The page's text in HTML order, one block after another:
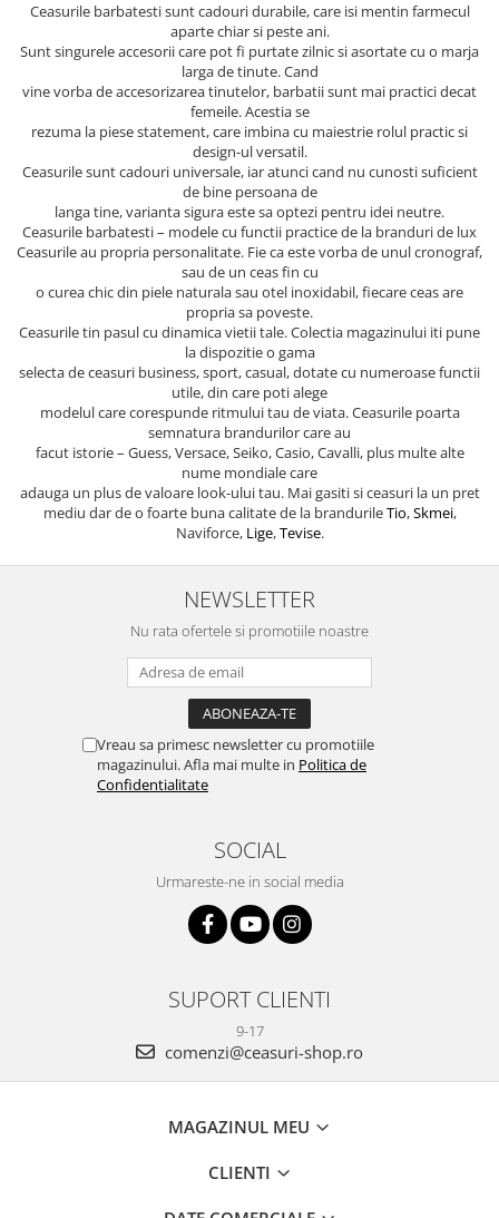
Ceasurile barbatesti sunt cadouri durabile, care isi mentin farmecul
aparte chiar si peste ani.
Sunt singurele accesorii care pot fi purtate zilnic si asortate cu o marja
larga de tinute. Cand
vine vorba de accesorizarea tinutelor, barbatii sunt mai practici decat
femeile. Acestia se
rezuma la piese statement, care imbina cu maiestrie rolul practic si
design-ul versatil.
Ceasurile sunt cadouri universale, iar atunci cand nu cunosti suficient
de bine persoana de
langa tine, varianta sigura este sa optezi pentru idei neutre.
Ceasurile barbatesti – modele cu functii practice de la branduri de lux
Ceasurile au propria personalitate. Fie ca este vorba de unul cronograf,
sau de un ceas fin cu
o curea chic din piele naturala sau otel inoxidabil, fiecare ceas are
propria sa poveste.
Ceasurile tin pasul cu dinamica vietii tale. Colectia magazinului iti pune
la dispozitie o gama
selecta de ceasuri business, sport, casual, dotate cu numeroase functii
utile, din care poti alege
modelul care corespunde ritmului tau de viata. Ceasurile poarta
semnatura brandurilor care au
facut istorie – Guess, Versace, Seiko, Casio, Cavalli, plus multe alte
nume mondiale care
adauga un plus de valoare look-ului tau. Mai gasiti si ceasuri la un pret
mediu dar de o foarte buna calitate de la brandurileTio,Skmei,
Naviforce, Lige,Tevise.
NEWSLETTER
Nu rata ofertele si promotiile noastre
Vreau sa primesc newsletter cu promotiile
magazinului. Afla mai multe in Politica de
Confidentialitate
SOCIAL
Urmareste-ne in social media
SUPORT CLIENTI
9-17
comenzi@ceasuri-shop.ro
MAGAZINUL MEU
CLIENTI